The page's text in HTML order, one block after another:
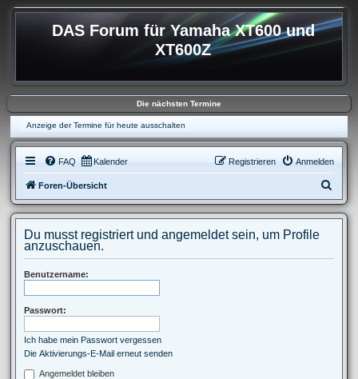
DAS Forum für Yamaha XT600 und
XT600Z
Die nächsten Termine
Anzeige der Termine für heute ausschalten
FAQ Kalender Anmelden
Registrieren
Foren-Übersicht
u
e
Du musst registriert und angemeldet sein, um Profile
anzuschauen.
Benutzername:
Passwort:
Ich habe mein Passwort vergessen
Die Aktivierungs-E-Mail erneut senden
Angemeldet bleiben